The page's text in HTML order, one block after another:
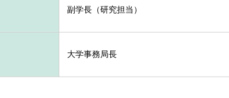
副学長（研究担当）
大学事務局長